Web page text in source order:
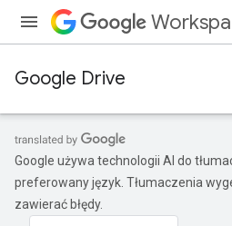
Google Drive
Google używa technologii AI do
preferowany język. Tłumaczenia
zawierać błędy.